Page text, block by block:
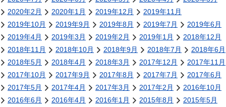
2020年2月
2020年1月 2019年12月
2019年11月
2019年10月
2019年9月 2019年8月 2019年7月
2019年6月
2019年4月
2019年3月 2019年2月 2019年1月
2018年12月
2018年11月
2018年10月 2018年9月 2018年7月
2018年6月
2018年5月
2018年4月 2018年3月 2017年12月
2017年11月
2017年10月
2017年9月 2017年8月 2017年7月
2017年6月
2017年5月
2017年4月 2017年3月 2017年2月
2016年10月
2016年6月
2016年4月 2016年1月 2015年8月
2015年5月